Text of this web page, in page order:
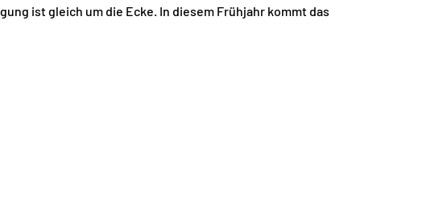
ist gleich um die Ecke. In diesem Frühjahr kommt das